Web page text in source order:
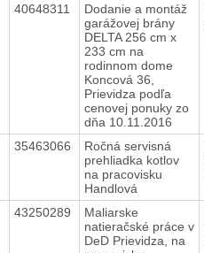
40648311
Dodanie a montáž
garážovej brány
DELTA 256 cm x
233 cm na
rodinnom dome
Koncová 36,
Prievidza podľa
cenovej ponuky zo
dňa 10.11.2016
35463066
Ročná servisná
prehliadka kotlov
na pracovisku
Handlová
43250289
Maliarske
natieračské práce v
DeD Prievidza, na